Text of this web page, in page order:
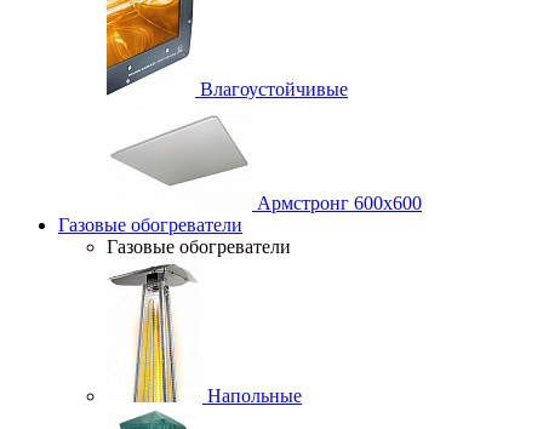
Влагоустойчивые
Армстронг 600х600
Газовые обогреватели
Газовые обогреватели
Напольные